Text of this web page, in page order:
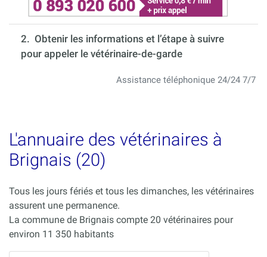
2. Obtenir les informations et l’étape à suivre
pour appeler le vétérinaire-de-garde
Assistance téléphonique 24/24 7/7
L'annuaire des vétérinaires à
Brignais (20)
Tous les jours fériés et tous les dimanches, les vétérinaires
assurent une permanence.
La commune de Brignais compte 20 vétérinaires pour
environ 11 350 habitants